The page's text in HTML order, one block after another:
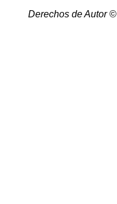
Derechos de Autor